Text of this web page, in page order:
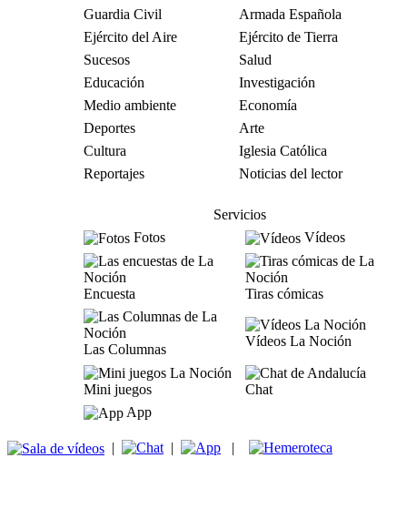
Guardia Civil
Armada Española
Ejército del Aire
Ejército de Tierra
Sucesos
Salud
Educación
Investigación
Medio ambiente
Economía
Deportes
Arte
Cultura
Iglesia Católica
Reportajes
Noticias del lector
Servicios
Fotos
Vídeos
Encuesta Tiras cómicas
Las Columnas
Vídeos La Noción
Mini juegos
Chat
App
| | |